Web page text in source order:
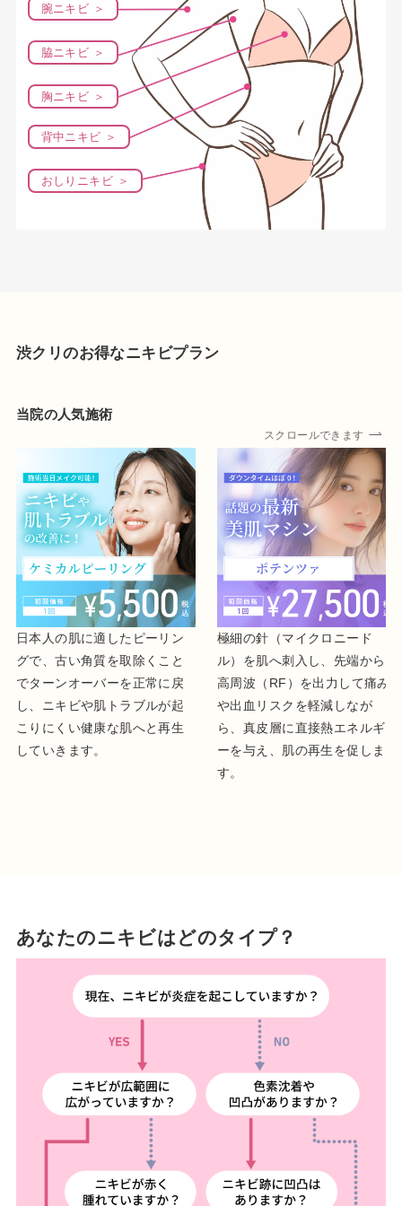
腕ニキビ ＞
脇ニキビ ＞
胸ニキビ ＞
背中ニキビ ＞
おしりニキビ ＞
渋クリのお得なニキビプラン
当院の人気施術
スクロールできます
日本人の肌に適したピーリン
グで、古い角質を取除くこと
でターンオーバーを正常に戻
し、ニキビや肌トラブルが起
こりにくい健康な肌へと再生
していきます。
極細の針（マイクロニード
ル）を肌へ刺入し、先端から
高周波（RF）を出力して痛み
や出血リスクを軽減しなが
ら、真皮層に直接熱エネルギ
ーを与え、肌の再生を促しま
す。
あなたのニキビはどのタイプ？